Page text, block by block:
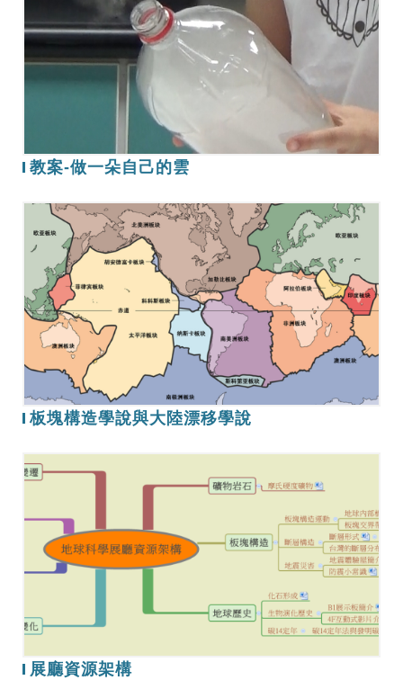
做
朵
自
雲
教案-做一朵自己的雲
板
塊
構
造
學
說
與
大
陸
漂
移
學
板塊構造學說與大陸漂移學說
廳
展廳資源架構